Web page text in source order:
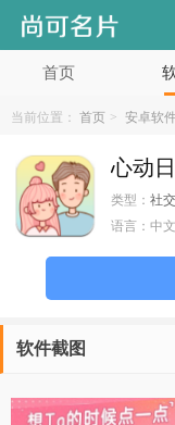
首页
当前位置： 首页 > 安卓软
心动
类型： 社
语言： 中文
软件截图